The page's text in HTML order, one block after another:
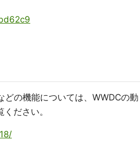
の機能については、WWDCの動
ださい。